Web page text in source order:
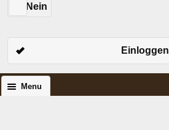
Nein
Einloggen
Menu